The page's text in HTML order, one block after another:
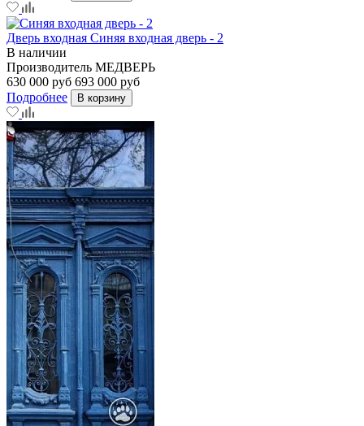
Дверь входная Синяя входная дверь - 2
В наличии
Производитель МЕДВЕРЬ
630 000 руб 693 000 руб
Подробнее
В корзину